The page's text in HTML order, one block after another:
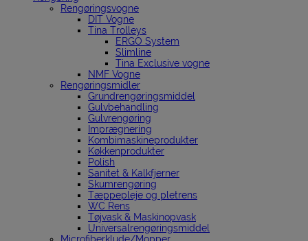
Rengøringsvogne
DIT Vogne
Tina Trolleys
ERGO System
Slimline
Tina Exclusive vogne
NMF Vogne
Rengøringsmidler
Grundrengøringsmiddel
Gulvbehandling
Gulvrengøring
Imprægnering
Kombimaskineprodukter
Køkkenprodukter
Polish
Sanitet & Kalkfjerner
Skumrengøring
Tæppepleje og pletrens
WC Rens
Tøjvask & Maskinopvask
Universalrengøringsmiddel